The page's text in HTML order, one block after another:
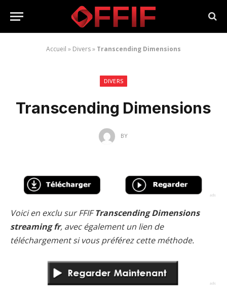
Accueil » Divers» Transcending Dimensions
DIVERS
Transcending Dimensions
BY
Voici en exclu sur FFIFTranscending Dimensions
streaming fr, avec également un lien de
téléchargement si vous préférez cette méthode.